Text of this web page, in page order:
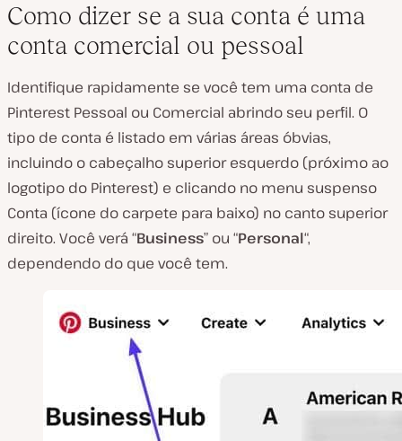
Como dizer se a sua conta é uma
conta comercial ou pessoal
Identifique rapidamente se você tem uma conta de
Pinterest Pessoal ou Comercial abrindo seu perfil. O
tipo de conta é listado em várias áreas óbvias,
incluindo o cabeçalho superior esquerdo (próximo ao
logotipo do Pinterest) e clicando no menu suspenso
Conta (ícone do carpete para baixo) no canto superior
direito. Você verá “Business” ou “Personal“,
dependendo do que você tem.